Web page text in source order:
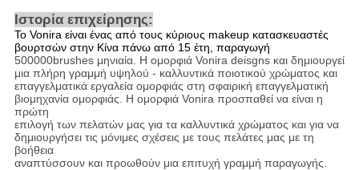
Ιστορία επιχείρησης:
Το Vonira είναι ένας από τους κύριους makeup κατασκευαστές
βουρτσών στην Κίνα πάνω από 15 έτη, παραγωγή
500000brushes μηνιαία. Η ομορφιά Vonira deisgns και δημιουργεί
μια πλήρη γραμμή υψηλού - καλλυντικά ποιοτικού χρώματος και
επαγγελματικά εργαλεία ομορφιάς στη σφαιρική επαγγελματική
βιομηχανία ομορφιάς. Η ομορφιά Vonira προσπαθεί να είναι η
πρώτη
επιλογή των πελατών μας για τα καλλυντικά χρώματος και για να
δημιουργήσει τις μόνιμες σχέσεις με τους πελάτες μας με τη
βοήθεια
αναπτύσσουν και προωθούν μια επιτυχή γραμμή παραγωγής.